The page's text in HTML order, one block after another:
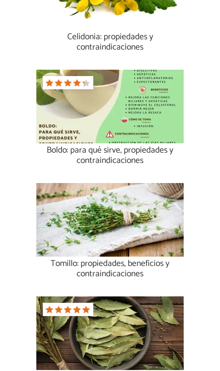
Celidonia: propiedades y
contraindicaciones
Boldo: para qué sirve, propiedades y
contraindicaciones
Tomillo: propiedades, beneficios y
contraindicaciones